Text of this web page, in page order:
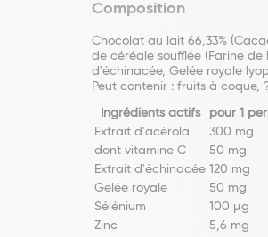
Composition
Chocolat au lait 66,33%
de céréale soufflée (Farine
d'échinacée, Gelée royale
Peut contenir : fruits à coque,
Ingrédients actifs pour 1
Extrait d'acérola
300 mg
dont vitamine C
50 mg
Extrait d'échinacée 120 mg
Gelée royale
50 mg
Sélénium
100 µg
Zinc
5,6 mg